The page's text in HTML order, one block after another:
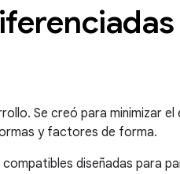
Se creó para minimizar
y factores de forma.
diseñadas para